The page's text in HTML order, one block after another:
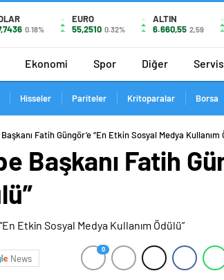
0.18%
EURO
55,2510 0.32%
ALTIN
6.660,55 2,59
Ekonomi Spor Diğer
Hisseler Pariteler Kritoparalar Borsa
Fatih Güngör’e “En Etkin Sosyal Medya Kullanım
Başkanı Fatih
News
0